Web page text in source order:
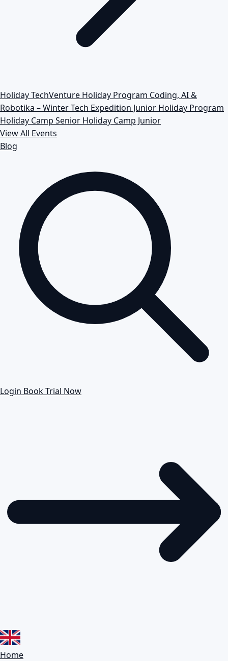
Holiday TechVenture Holiday Program Coding, AI &
Robotika – Winter Tech Expedition Junior Holiday Program
Holiday Camp Senior Holiday Camp Junior
View All Events
Blog
Login Book Trial Now
Home